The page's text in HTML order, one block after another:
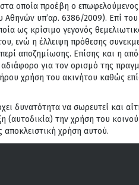
οποία προέβη ο
υπ’αρ. 6386/2009). Επί του
ως κρίσιμο γεγονός
ενώ η έλλειψη πρόθεσης
αποζημίωσης. Επίσης και η
αδιάφορο για τον ορισμό της
χρήση του ακινήτου καθώς
δυνατότητα να σωρευτεί και
(αυτοδικία) την χρήση του
αποκλειστική χρήση αυτού.